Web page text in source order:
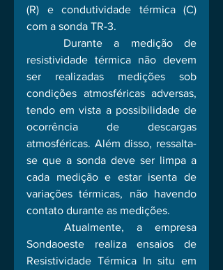
(R) e condutividade térmica (C)
com a sonda TR-3.
resistividade térmica não devem
ser realizadas medições sob
condições atmosféricas adversas,
tendo em vista a possibilidade de
ocorrência de descargas
atmosféricas. Além disso, ressalta-
se que a sonda deve ser limpa a
cada medição e estar isenta de
variações térmicas, não havendo
contato durante as medições.
Sondaoeste realiza ensaios de
Resistividade Térmica In situ em